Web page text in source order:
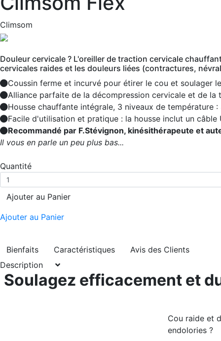
Climsom
Douleur cervicale ? L'oreiller de traction cervicale
cervicales raides et les douleurs liées (contractures,
Coussin ferme et incurvé pour étirer le cou et soulager
Alliance parfaite de la décompression cervicale et de la
Housse chauffante intégrale, 3 niveaux de température
Facile d'utilisation et pratique : la housse inclut un câble
Recommandé par F.Stévignon, kinésithérapeute et
Il vous en parle un peu plus bas...
Quantité
Ajouter au Panier
Ajouter au Panier
Bienfaits Caractéristiques
Avis des Clients
Description
Soulagez efficacement et
Cou raide et
endolories ?